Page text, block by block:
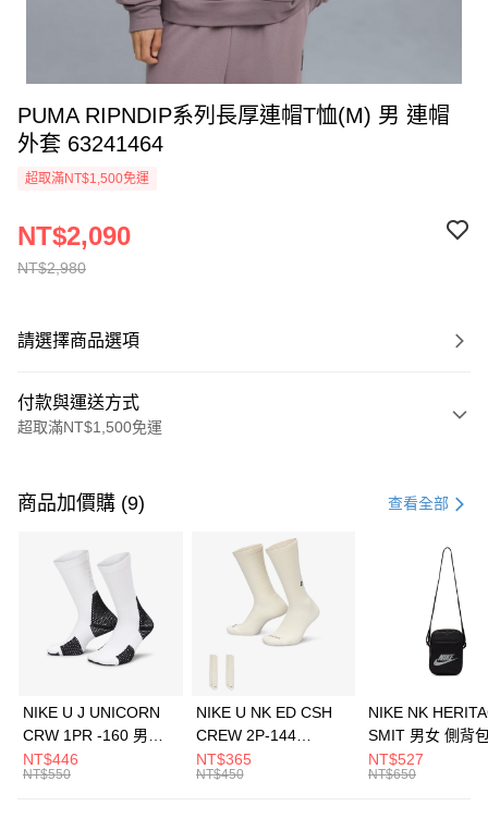
PUMA RIPNDIP系列長厚連帽T恤(M) 男 連帽
外套 63241464
超取滿NT$1,500免運
NT$2,980
NT$2,090
請選擇商品選項
付款與運送方式
超取滿NT$1,500免運
信用卡一次付款
3 期 0 利率 每期 21家銀行
合作金庫商業銀行
第一商業銀行
華南商業銀行
彰化商業銀行
上海商業儲蓄銀行
元大商業銀行
Apple Pay
全盈+PAY
AFTEE先享後付
商品加價購 (9) 查看全部
NIKE U J UNICORN
CRW 1PR -160 男女
中統襪 FZ3393100
NT$446
NT$550
NIKE U NK ED CSH
CREW 2P-144
EMBRDY 男女 短統襪
FZ3073133
NT$365
NT$450
NIKE NK
SMIT 男女 側背
BA5871010
NT$527
NT$650